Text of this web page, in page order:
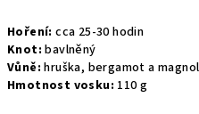
Hoření: cca 25-30 hodin
Knot: bavlněný
Vůně: hruška, bergamot a
Hmotnost vosku: 110 g